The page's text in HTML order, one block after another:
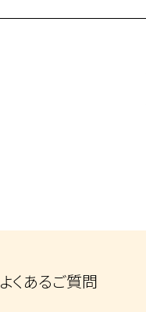
よくあるご質問